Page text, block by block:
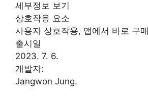
세부정보 보기
상호작용 요소
사용자 상호작용, 앱에서 바로 구매
출시일
2023. 7. 6.
개발자:
Jangwon Jung.